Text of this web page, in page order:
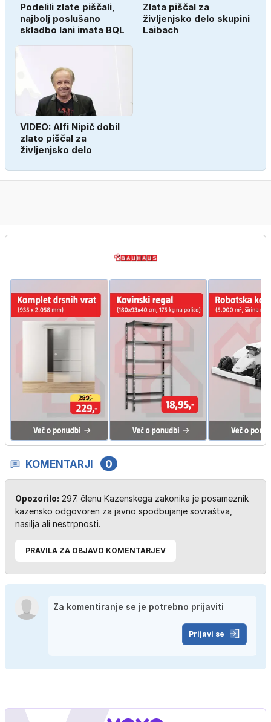
Podelili zlate piščali,
najbolj poslušano
skladbo lani imata BQL
Zlata piščal za
življenjsko delo skupini
Laibach
VIDEO: Alfi Nipič dobil
zlato piščal za
življenjsko delo
…
KOMENTARJI
0
Opozorilo: 297. členu Kazenskega zakonika je posameznik
kazensko odgovoren za javno spodbujanje sovraštva,
nasilja ali nestrpnosti.
PRAVILA ZA OBJAVO KOMENTARJEV
Prijavi se